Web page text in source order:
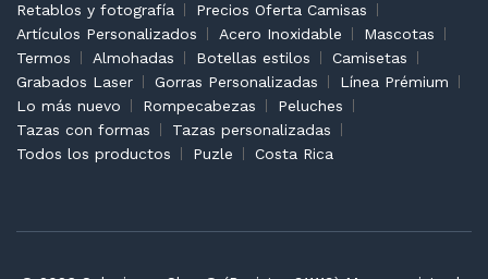
Retablos y fotografía
Precios Oferta Camisas
Artículos Personalizados
Acero Inoxidable
Mascotas
Termos
Almohadas Botellas estilos
Camisetas
Grabados Laser
Gorras Personalizadas
Línea Prémium
Lo más nuevo
Rompecabezas
Peluches
Tazas con formas
Tazas personalizadas
Todos los productos
Puzle Costa Rica